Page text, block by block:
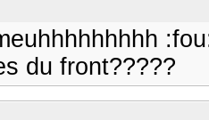
du front?????